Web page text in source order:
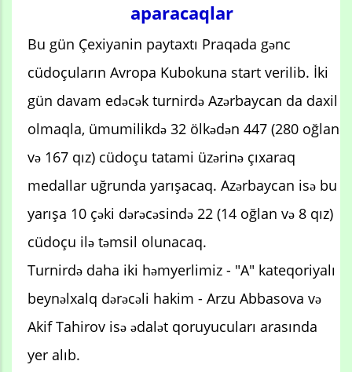
aparacaqlar
Bu gün Çexiyanin paytaxtı Praqada gənc
cüdoçuların Avropa Kubokuna start verilib. İki
gün davam edəcək turnirdə Azərbaycan da daxil
olmaqla, ümumilikdə 32 ölkədən 447 (280 oğlan
və 167 qız) cüdoçu tatami üzərinə çıxaraq
medallar uğrunda yarışacaq. Azərbaycan isə bu
yarışa 10 çəki dərəcəsində 22 (14 oğlan və 8 qız)
cüdoçu ilə təmsil olunacaq.
Turnirdə daha iki həmyerlimiz - "A" kateqoriyalı
beynəlxalq dərəcəli hakim - Arzu Abbasova və
Akif Tahirov isə ədalət qoruyucuları arasında
yer alıb.